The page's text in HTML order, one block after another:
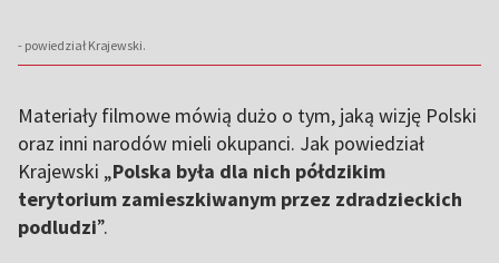
- powiedział Krajewski.
Materiały filmowe mówią dużo o tym, jaką wizję Polski
oraz inni narodów mieli okupanci. Jak powiedział
Krajewski „Polska była dla nich półdzikim
terytorium zamieszkiwanym przez zdradzieckich
podludzi”.